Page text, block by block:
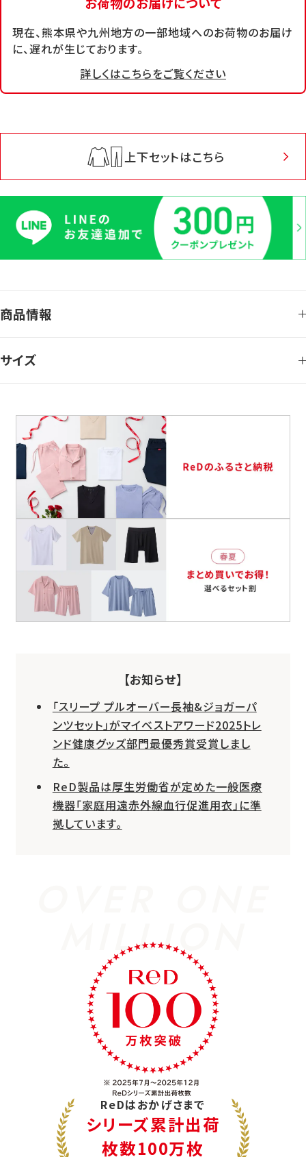
現在、熊本県や九州地方の一部地域へのお荷物のお届け
に、遅れが生じております。
詳しくはこちらをご覧ください
上下セットはこちら
商品情報
サイズ
【お知らせ】
「スリープ プルオーバー長袖&ジョガーパ
ンツセット」がマイベストアワード2025トレ
ンド健康グッズ部門最優秀賞受賞しまし
た。
ReD製品は厚生労働省が定めた一般医療
機器「家庭用遠赤外線血行促進用衣」に準
拠しています。
MILLION
ReDはおかげさまで
シリーズ累計出荷
枚数100万枚